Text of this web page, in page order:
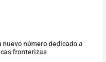
nuevo número dedicado a
fronterizas